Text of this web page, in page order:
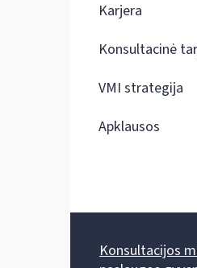
Karjera
Konsultacinė
VMI strategija
Apklausos
Konsultacijos